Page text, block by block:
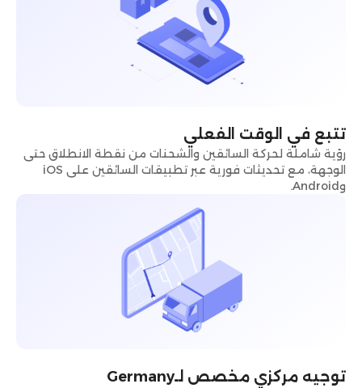
تتبع في الوقت الفعلي
رؤية شاملة لحركة السائقين والشحنات من نقطة الانطلاق حتى
الوجهة، مع تحديثات فورية عبر تطبيقات السائقين على iOS
وAndroid.
توجيه مركزي مخصص لـGermany